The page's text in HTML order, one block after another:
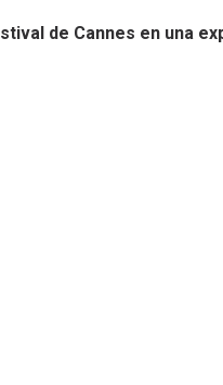
de Cannes en una